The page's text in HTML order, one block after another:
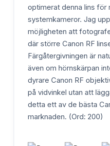
optimerat denna lins för
systemkameror. Jag
möjligheten att
där större Canon RF
Färgåtergivningen är
även om hörnskärpan
dyrare Canon RF
på vidvinkel utan att
detta ett av de bästa
marknaden. (Ord: 200)